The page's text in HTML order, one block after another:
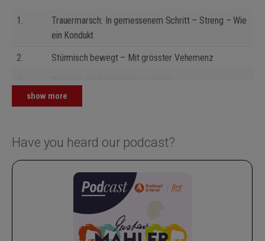
1.
Trauermarsch: In gemessenem Schritt – Streng – Wie
ein Kondukt
2.
Stürmisch bewegt – Mit grösster Vehemenz
Adagietto: Sehr langsam
show more
Have you heard our podcast?